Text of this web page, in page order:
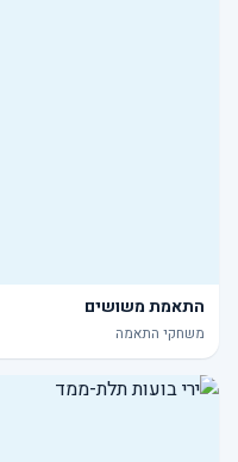
התאמת משושים
משחקי התאמה